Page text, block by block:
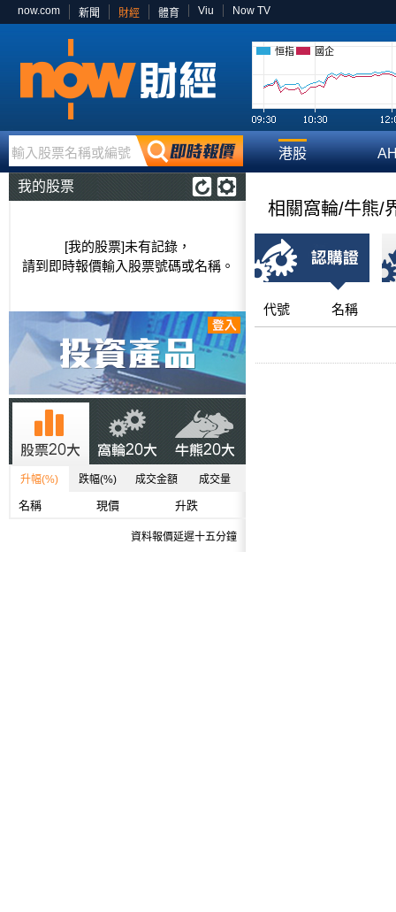
now.com 新聞 財經 體育 Viu Now TV
恒指 國企
輸入股票名稱或編號 港股
我的股票
[我的股票]未有記錄，
請到即時報價輸入股票號碼或名稱。
升幅(%) 跌幅(%) 成交金額 成交量
名稱 現價 升跌
資料報價延遲十五分鐘
相關窩輪/牛熊/
代號 名稱